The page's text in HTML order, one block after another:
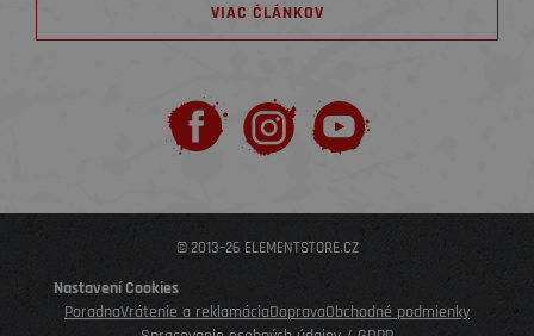
VIAC ČLÁNKOV
© 2013–26 ELEMENTSTORE.CZ
Nastavení Cookies
PoradnaVrátenie a reklamáciaDopravaObchodné podmienky